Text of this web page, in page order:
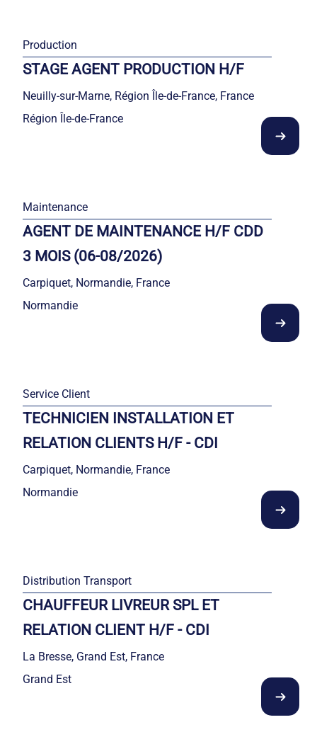
Production
STAGE AGENT PRODUCTION H/F
Neuilly-sur-Marne, Région Île-de-France, France
Région Île-de-France
Maintenance
AGENT DE MAINTENANCE H/F CDD
3 MOIS (06-08/2026)
Carpiquet, Normandie, France
Normandie
Service Client
TECHNICIEN INSTALLATION ET
RELATION CLIENTS H/F - CDI
Carpiquet, Normandie, France
Normandie
Distribution Transport
CHAUFFEUR LIVREUR SPL ET
RELATION CLIENT H/F - CDI
La Bresse, Grand Est, France
Grand Est